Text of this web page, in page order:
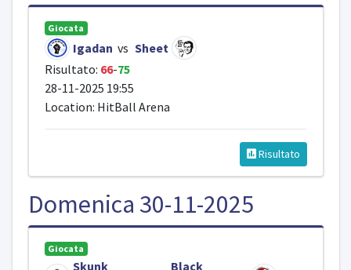
Giocata
Igadan vs Sheet
Risultato: 66-75
28-11-2025 19:55
Location: HitBall Arena
Risultato
Domenica 30-11-2025
Giocata
Skunk Black